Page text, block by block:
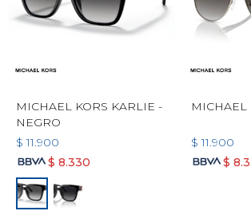
MICHAEL KORS KARLIE -
NEGRO
$ 11.900
$ 8.330
MICHAEL
$ 11.900
$